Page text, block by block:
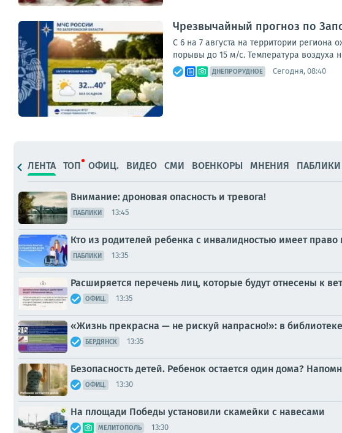
Чрезвычайный прогноз по
С 6 на 7 августа на территории региона
порывы до 15 м/с. Температура воздуха
ДНЕПРОРУДНОЕ Сегодня, 08:40
ЛЕНТА ТОП ОФИЦ. ВИДЕО СМИ ВОЕНКОРЫ МНЕНИЯ ПАБЛИКИ
Внимание: дроновая опасность и тревога!
ПАБЛИКИ 13:45
Кто из родителей ребенка с инвалидностью имеет
ПАБЛИКИ 13:35
Расширяется перечень лиц, которые будут отнесены к
ОФИЦ. 13:35
«Жизнь прекрасна — не рискуй напрасно!»: в
БЕРДЯНСК 13:35
Безопасность детей. Ребенок остается один дома?
ОФИЦ. 13:30
На площади Победы установили скамейки с навесами
МЕЛИТОПОЛЬ 13:30